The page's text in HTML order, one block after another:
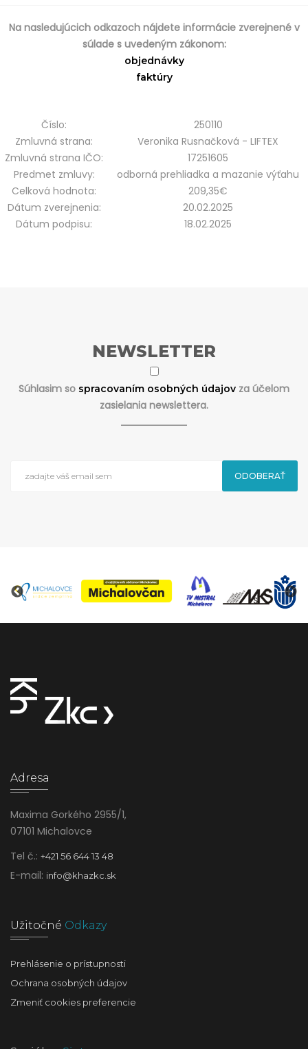
Na nasledujúcich odkazoch nájdete informácie zverejnené v
súlade s uvedeným zákonom:
objednávky
faktúry
Číslo:
250110
Zmluvná strana:
Veronika Rusnačková - LIFTEX
Zmluvná strana IČO:
17251605
Predmet zmluvy:
odborná prehliadka a mazanie výťahu
Celková hodnota:
209,35€
Dátum zverejnenia:
20.02.2025
Dátum podpisu:
18.02.2025
NEWSLETTER
Súhlasim so spracovaním osobných údajov za účelom
zasielania newslettera.
ODOBERAŤ
Adresa
Maxima Gorkého 2955/1,
07101 Michalovce
Tel č.: +421 56 644 13 48
E-mail: info@khazkc.sk
Užitočné Odkazy
Prehlásenie o prístupnosti
Ochrana osobných údajov
Zmeniť cookies preferencie